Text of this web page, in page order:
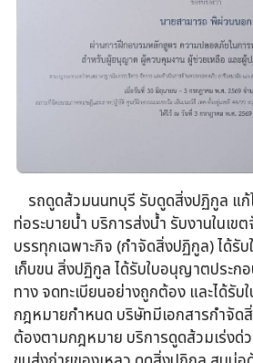
รถดูดส้วม​นนทบุรี รับดูดสิ่งปฏิกูล​ แ
ท่อระบายน้ำ​ บริการส่งน้ำ รับงานในเข
บรรทุกเฉพาะกิจ​ (กำจัดสิ่งปฏิกูล)​ ได้รั
เก็บขน​ สิ่งปฏิกูล ได้รับใบอนุญาตประก
ทาง จดทะเบียนอย่างถูกต้อง​ และได้รับ
กฎหมายกำหนด บริษัทมีเอกสารกำจัด
ต้องตามกฎหมาย บริการดูดส้วมเร่งด่